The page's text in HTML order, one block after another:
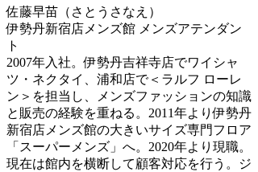
佐藤早苗（さとうさなえ）
伊勢丹新宿店メンズ館 メンズアテンダン
ト
2007年入社。伊勢丹吉祥寺店でワイシャ
ツ・ネクタイ、浦和店で＜ラルフ ローレ
ン＞を担当し、メンズファッションの知識
と販売の経験を重ねる。2011年より伊勢丹
新宿店メンズ館の大きいサイズ専門フロア
「スーパーメンズ」へ。2020年より現職。
現在は館内を横断して顧客対応を行う。ジ